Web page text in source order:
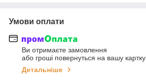
Умови оплати
Ви отримаєте замовлення
або гроші повернуться на вашу картку
Детальніше